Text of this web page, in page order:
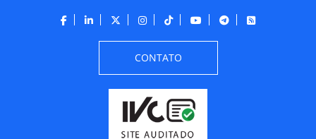
CONTATO